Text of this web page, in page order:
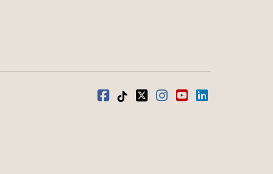
Facebook
TiktoktwitterInstagram
youtubeLinkedIn